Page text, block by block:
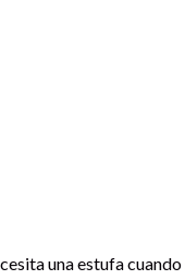
una estufa cuando